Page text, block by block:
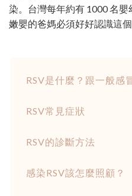
染。台灣每年約有 1000 名嬰
嫩嬰的爸媽必須好好認識這
RSV是什麼？跟一般感
RSV常見症狀
RSV的診斷方法
感染RSV該怎麼照顧？